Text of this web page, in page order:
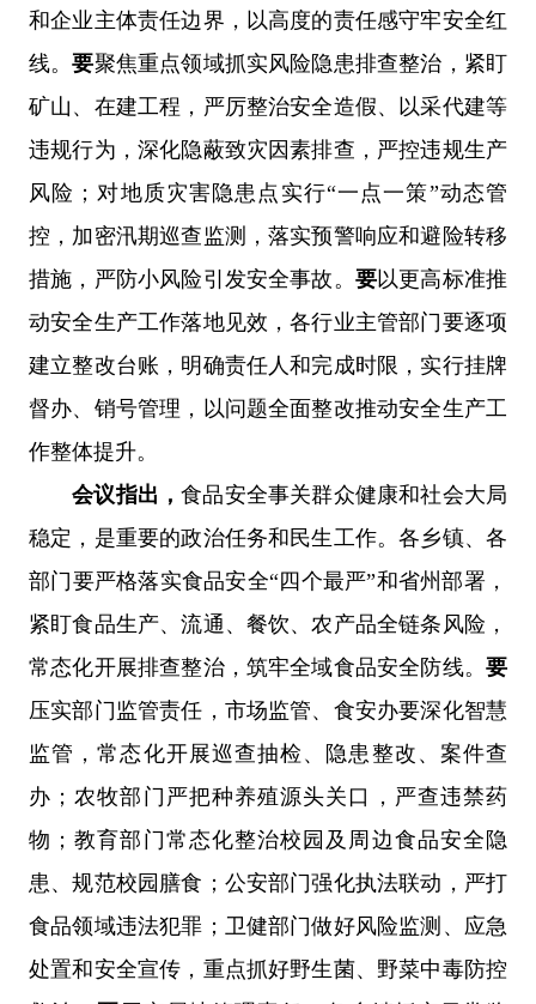
和企业主体责任边界，以高度的责任感守牢安全红
线。要聚焦重点领域抓实风险隐患排查整治，紧盯
矿山、在建工程，严厉整治安全造假、以采代建等
违规行为，深化隐蔽致灾因素排查，严控违规生产
风险；对地质灾害隐患点实行“一点一策”动态管
控，加密汛期巡查监测，落实预警响应和避险转移
措施，严防小风险引发安全事故。 要以更高标准推
动安全生产工作落地见效，各行业主管部门要逐项
建立整改台账，明确责任人和完成时限，实行挂牌
督办、销号管理，以问题全面整改推动安全生产工
作整体提升。
会议指出，食品安全事关群众健康和社会大局
稳定，是重要的政治任务和民生工作。各乡镇、各
部门要严格落实食品安全“四个最严”和省州部署，
紧盯食品生产、流通、餐饮、农产品全链条风险，
常态化开展排查整治，筑牢全域食品安全防线。 要
压实部门监管责任，市场监管、食安办要深化智慧
监管，常态化开展巡查抽检、隐患整改、案件查
办；农牧部门严把种养殖源头关口，严查违禁药
物；教育部门常态化整治校园及周边食品安全隐
患、规范校园膳食；公安部门强化执法联动，严打
食品领域违法犯罪；卫健部门做好风险监测、应急
处置和安全宣传，重点抓好野生菌、野菜中毒防控